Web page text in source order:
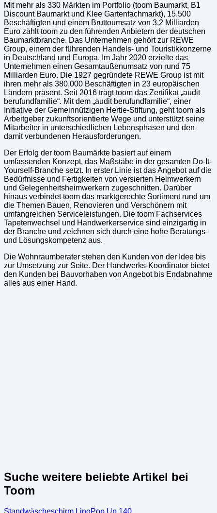
Mit mehr als 330 Märkten im Portfolio (toom Baumarkt, B1
Discount Baumarkt und Klee Gartenfachmarkt), 15.500
Beschäftigten und einem Bruttoumsatz von 3,2 Milliarden
Euro zählt toom zu den führenden Anbietern der deutschen
Baumarktbranche. Das Unternehmen gehört zur REWE
Group, einem der führenden Handels- und Touristikkonzerne
in Deutschland und Europa. Im Jahr 2020 erzielte das
Unternehmen einen Gesamtaußenumsatz von rund 75
Milliarden Euro. Die 1927 gegründete REWE Group ist mit
ihren mehr als 380.000 Beschäftigten in 23 europäischen
Ländern präsent. Seit 2016 trägt toom das Zertifikat „audit
berufundfamilie“. Mit dem „audit berufundfamilie“, einer
Initiative der Gemeinnützigen Hertie-Stiftung, geht toom als
Arbeitgeber zukunftsorientierte Wege und unterstützt seine
Mitarbeiter in unterschiedlichen Lebensphasen und den
damit verbundenen Herausforderungen.
Der Erfolg der toom Baumärkte basiert auf einem
umfassenden Konzept, das Maßstäbe in der gesamten Do-It-
Yourself-Branche setzt. In erster Linie ist das Angebot auf die
Bedürfnisse und Fertigkeiten von versierten Heimwerkern
und Gelegenheitsheimwerkern zugeschnitten. Darüber
hinaus verbindet toom das marktgerechte Sortiment rund um
die Themen Bauen, Renovieren und Verschönern mit
umfangreichen Serviceleistungen. Die toom Fachservices
Tapetenwechsel und Handwerkerservice sind einzigartig in
der Branche und zeichnen sich durch eine hohe Beratungs-
und Lösungskompetenz aus.
Die Wohnraumberater stehen den Kunden von der Idee bis
zur Umsetzung zur Seite. Der Handwerks-Koordinator bietet
den Kunden bei Bauvorhaben von Angebot bis Endabnahme
alles aus einer Hand.
Suche weitere beliebte Artikel bei
Toom
Standwäscheschirm LinoPop Up 140